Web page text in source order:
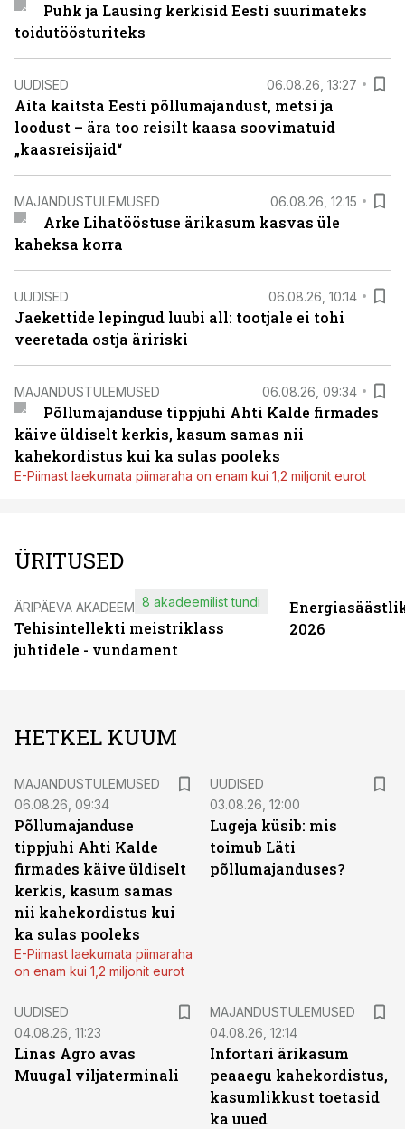
Puhk ja Lausing kerkisid Eesti suurimateks
toidutöösturiteks
UUDISED 06.08.26, 13:27
Aita kaitsta Eesti põllumajandust, metsi ja
loodust – ära too reisilt kaasa soovimatuid
„kaasreisijaid“
MAJANDUSTULEMUSED 06.08.26, 12:15
Arke Lihatööstuse ärikasum kasvas üle
kaheksa korra
UUDISED 06.08.26, 10:14
Jaekettide lepingud luubi all: tootjale ei tohi
veeretada ostja äririski
MAJANDUSTULEMUSED 06.08.26, 09:34
Põllumajanduse tippjuhi Ahti Kalde firmades
käive üldiselt kerkis, kasum samas nii
kahekordistus kui ka sulas pooleks
E-Piimast laekumata piimaraha on enam kui 1,2 miljonit eurot
ÜRITUSED
ÄRIPÄEVA AKADEEMIA
Tehisintellekti meistriklass
juhtidele - vundament
8 akadeemilist tundi
2026
HETKEL KUUM
MAJANDUSTULEMUSED
06.08.26, 09:34
Põllumajanduse
tippjuhi Ahti Kalde
firmades käive üldiselt
kerkis, kasum samas
nii kahekordistus kui
ka sulas pooleks
E-Piimast laekumata piimaraha
on enam kui 1,2 miljonit eurot
UUDISED
03.08.26, 12:00
Lugeja küsib: mis
toimub Läti
põllumajanduses?
UUDISED
04.08.26, 11:23
Linas Agro avas
Muugal viljaterminali
MAJANDUSTULEMUSED
04.08.26, 12:14
Infortari ärikasum
peaaegu kahekordistus,
kasumlikkust toetasid
ka uued